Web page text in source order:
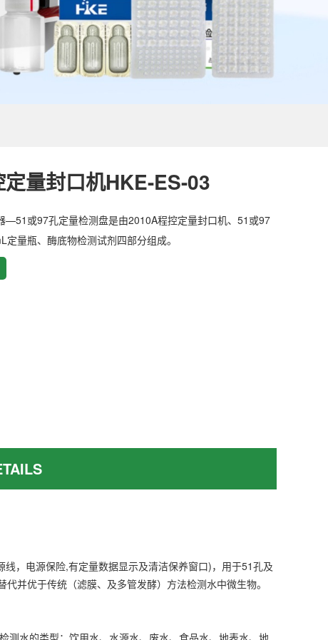
量封口机HKE-ES-03
—51或97孔定量检测盘是由2010A程控定量封口机、51或97
定量瓶、酶底物检测试剂四部分组成。
，电源保险,有定量数据显示及清洁保养窗口)，用于51孔及
并优于传统（滤膜、及多管发酵）方法检测水中微生物。
测水的类型：饮用水、水源水、废水、食品水、地表水、地